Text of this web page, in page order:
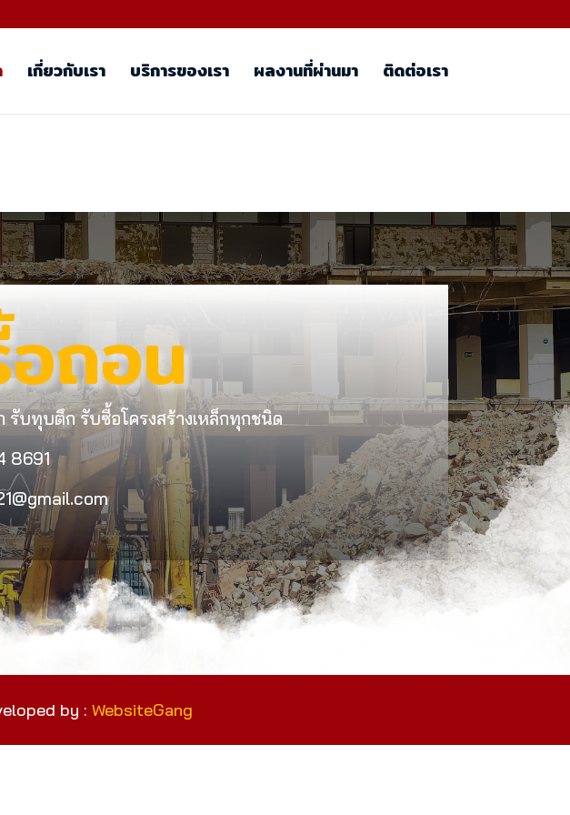
เกี่ยวกับเรา บริการของเรา ผลงานที่ผ่านมา ติดต่อเรา
ถอน
รับทุบตึก รับซื้อโครงสร้างเหล็กทุกชนิด
8691
by : WebsiteGang